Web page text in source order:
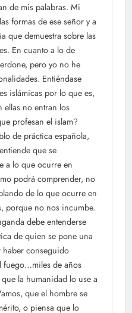
de mis palabras. Mi
formas de ese señor y a
que demuestra sobre las
En cuanto a lo de
pero yo no he
Entiéndase
islámicas por lo que es,
ellas no entran los
profesan el islam?
de práctica española,
que se
a lo que ocurre en
podrá comprender, no
de lo que ocurre en
porque no nos incumbe.
debe entenderse
de quien se pone una
haber conseguido
fuego…miles de años
la humanidad lo use a
que el hombre se
o piensa que lo